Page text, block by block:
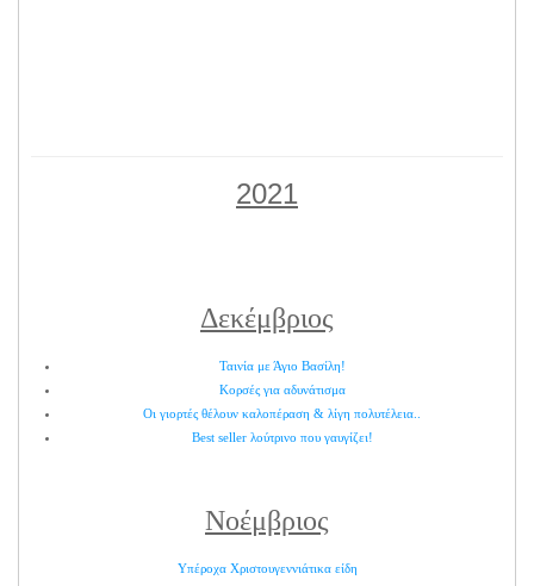
2021
Δεκέμβριος
Ταινία με Άγιο Βασίλη!
Κορσές για αδυνάτισμα
Οι γιορτές θέλουν καλοπέραση & λίγη πολυτέλεια..
Best seller λούτρινο που γαυγίζει!
Νοέμβριος
Υπέροχα Χριστουγεννιάτικα είδη